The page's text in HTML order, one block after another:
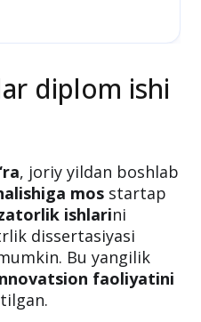
diplom ishi
, joriy yildan boshlab
mosstartap
ishlarini
dissertasiyasi